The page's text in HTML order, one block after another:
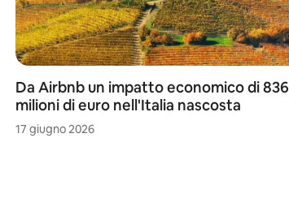
Da Airbnb un impatto economico di 836
milioni di euro nell'Italia nascosta
17 giugno 2026